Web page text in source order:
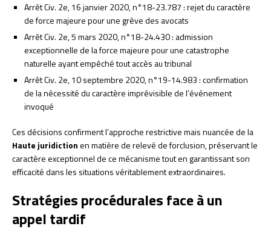
Arrêt Civ. 2e, 16 janvier 2020, n°18-23.787 : rejet du caractère
de force majeure pour une grève des avocats
Arrêt Civ. 2e, 5 mars 2020, n°18-24.430 : admission
exceptionnelle de la force majeure pour une catastrophe
naturelle ayant empêché tout accès au tribunal
Arrêt Civ. 2e, 10 septembre 2020, n°19-14.983 : confirmation
de la nécessité du caractère imprévisible de l’événement
invoqué
Ces décisions confirment l’approche restrictive mais nuancée de la
Haute juridictionen matière de relevé de forclusion, préservant le
caractère exceptionnel de ce mécanisme tout en garantissant son
efficacité dans les situations véritablement extraordinaires.
Stratégies procédurales face à un
appel tardif